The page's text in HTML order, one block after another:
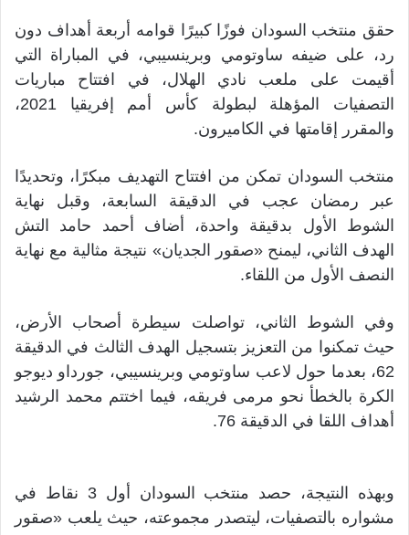
حقق منتخب السودان فوزًا كبيرًا قوامه أربعة أهداف دون
رد، على ضيفه ساوتومي وبرينسيبي، في المباراة التي
أقيمت على ملعب نادي الهلال، في افتتاح مباريات
التصفيات المؤهلة لبطولة كأس أمم إفريقيا 2021،
والمقرر إقامتها في الكاميرون.
منتخب السودان تمكن من افتتاح التهديف مبكرًا، وتحديدًا
عبر رمضان عجب في الدقيقة السابعة، وقبل نهاية
الشوط الأول بدقيقة واحدة، أضاف أحمد حامد التش
الهدف الثاني، ليمنح «صقور الجديان» نتيجة مثالية مع نهاية
النصف الأول من اللقاء.
وفي الشوط الثاني، تواصلت سيطرة أصحاب الأرض،
حيث تمكنوا من التعزيز بتسجيل الهدف الثالث في الدقيقة
62، بعدما حول لاعب ساوتومي وبرينسيبي، جورداو ديوجو
الكرة بالخطأ نحو مرمى فريقه، فيما اختتم محمد الرشيد
أهداف اللقا في الدقيقة 76.
وبهذه النتيجة، حصد منتخب السودان أول 3 نقاط في
مشواره بالتصفيات، ليتصدر مجموعته، حيث يلعب «صقور